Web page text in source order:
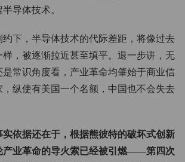
导体技术。
约下，半导体技术的代际差距，将像过去
样，被逐渐拉近甚至填平。退一步讲，无
常识角度看，产业革命均肇始于商业信
，纵使有美国一个名额，中国也不会失去
实依据还在于，根据熊彼特的破坏式创新
产业革命的导火索已经被引燃——第四次